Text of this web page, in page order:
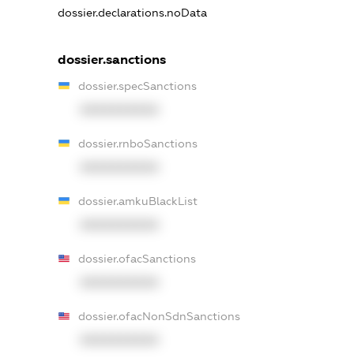
dossier.declarations.noData
dossier.sanctions
dossier.specSanctions
dossier.rnboSanctions
dossier.amkuBlackList
dossier.ofacSanctions
dossier.ofacNonSdnSanctions